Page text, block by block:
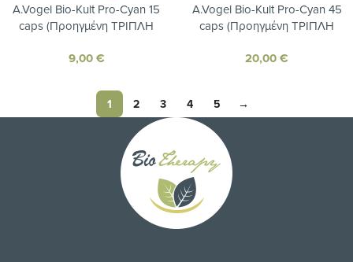
A.Vogel Bio-Kult Pro-Cyan 15
caps (Προηγμένη ΤΡΙΠΛΗ
του ουροποιητικού)
9,00€
A.Vogel Bio-Kult Pro-Cyan 45
caps (Προηγμένη ΤΡΙΠΛΗ
του ουροποιητικού)
20,00€
1 2 3 4 5 →